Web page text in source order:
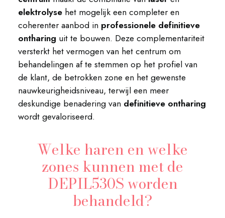
elektrolyse het mogelijk een completer en
coherenter aanbod in professionele definitieve
ontharing uit te bouwen. Deze complementariteit
versterkt het vermogen van het centrum om
behandelingen af te stemmen op het profiel van
de klant, de betrokken zone en het gewenste
nauwkeurigheidsniveau, terwijl een meer
deskundige benadering van definitieve ontharing
wordt gevaloriseerd.
Welke haren en welke
zones kunnen met de
DEPIL530S worden
behandeld?